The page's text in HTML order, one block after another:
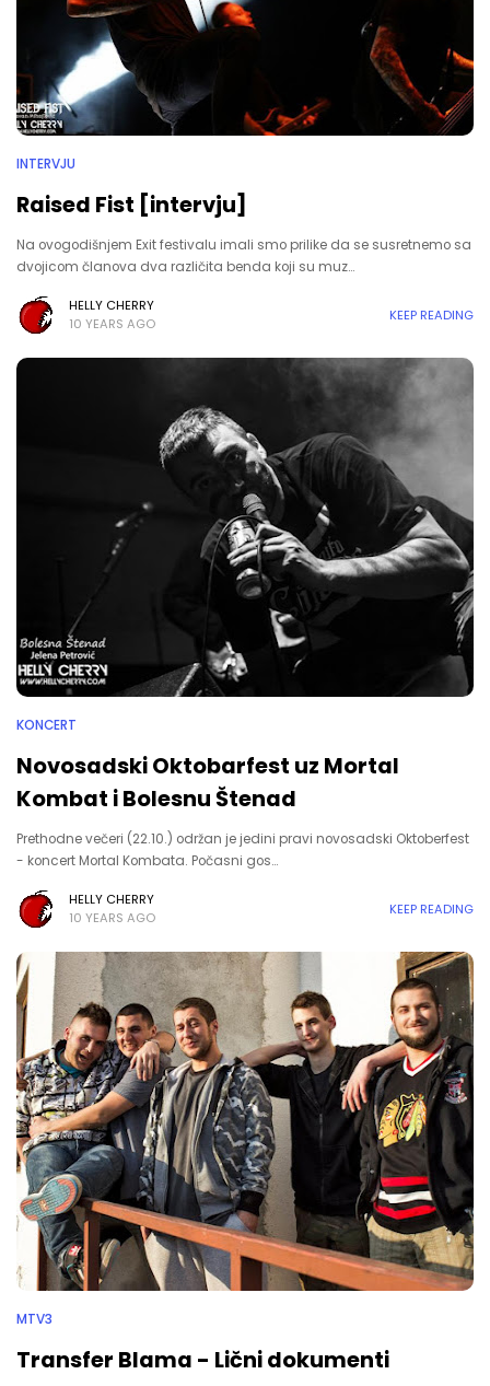
INTERVJU
Raised Fist [intervju]
Na ovogodišnjem Exit festivalu imali smo prilike da se susretnemo sa
dvojicom članova dva različita benda koji su muz…
HELLY CHERRY
10 YEARS AGO
KEEP READING
KONCERT
Novosadski Oktobarfest uz Mortal
Kombat i Bolesnu Štenad
Prethodne večeri (22.10.) održan je jedini pravi novosadski Oktoberfest
- koncert Mortal Kombata. Počasni gos…
HELLY CHERRY
10 YEARS AGO
KEEP READING
MTV3
Transfer Blama - Lični dokumenti